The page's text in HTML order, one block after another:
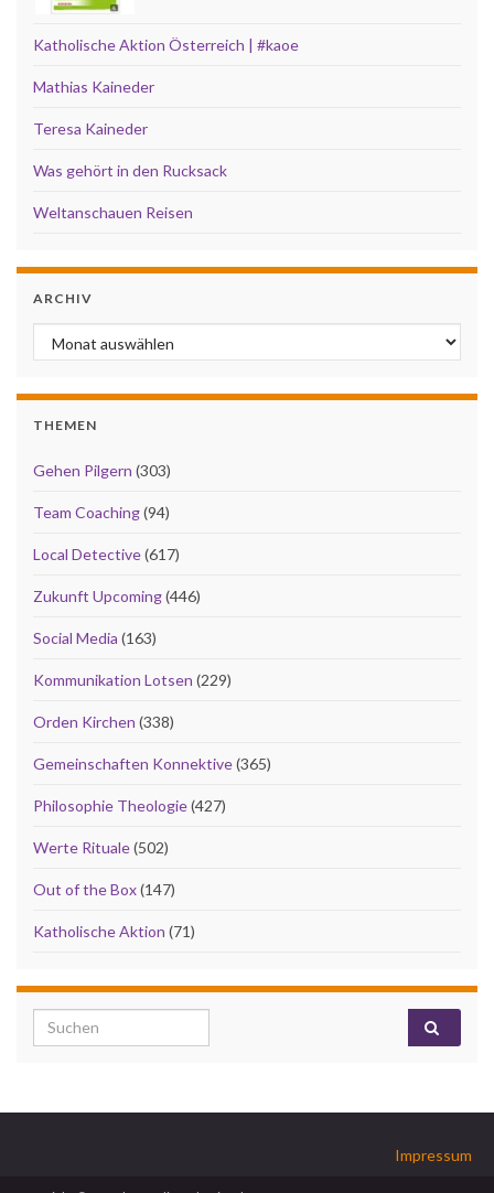
Katholische Aktion Österreich | #kaoe
Mathias Kaineder
Teresa Kaineder
Was gehört in den Rucksack
Weltanschauen Reisen
ARCHIV
Archiv
THEMEN
Gehen Pilgern (303)
Team Coaching(94)
Local Detective(617)
Zukunft Upcoming(446)
Social Media (163)
Kommunikation Lotsen (229)
Orden Kirchen (338)
Gemeinschaften Konnektive(365)
Philosophie Theologie(427)
Werte Rituale(502)
Out of the Box(147)
Katholische Aktion (71)
Search for:
Impressum